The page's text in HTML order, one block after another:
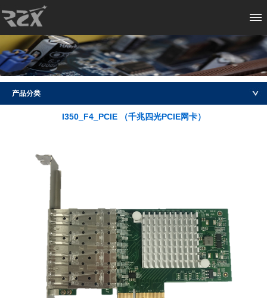
产品分类
I350_F4_PCIE （千兆四光PCIE网卡）